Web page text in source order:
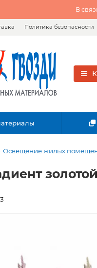
В
Политика безопасности
Освещение жилых